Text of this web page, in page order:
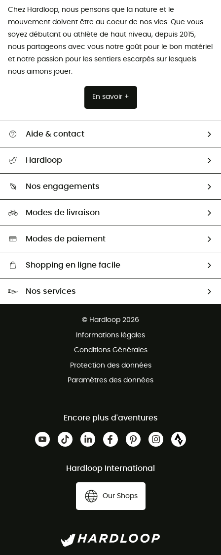
Chez Hardloop, nous pensons que la nature et le
mouvement doivent être au coeur de nos vies. Que vous
soyez débutant ou athlète de haut niveau, depuis 2015,
nous partageons avec vous notre goût pour le bon matériel
et notre passion pour les sentiers escarpés sur lesquels
nous aimons jouer.
En savoir +
Aide & contact
Retour & remboursement
Guide des tailles
Seconde Main
Aide & Contact
Hardloop
HardGuides
Nos engagements
Sélection éco-responsable
Modes de livraison
Modes de paiement
Shopping en ligne facile
Nos services
© Hardloop 2026
Informations légales
Conditions Générales
Protection des données
Paramètres des données
Encore plus d'aventures
Hardloop International
Our Shops